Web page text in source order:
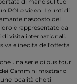
di mano sul tuo
POI e video. I punti di
nascosto del
è rappresentato da
visita internazionali.
e inedita dell'offerta
una serie di bus tour
Cammini mostrano
località che ti